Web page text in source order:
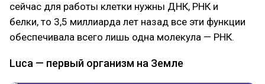
сейчас для работы клетки нужны ДНК, РНК и
белки, то 3,5 миллиарда лет назад все эти функции
обеспечивала всего лишь одна молекула — РНК.
Luca — первый организм на Земле